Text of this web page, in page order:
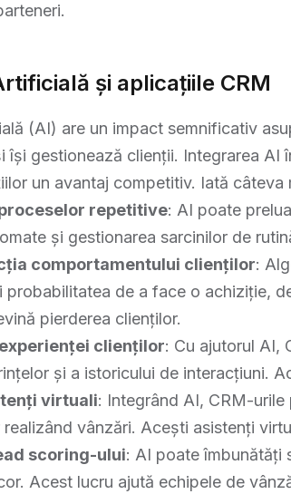
și aplicațiile CRM
(AI) are un impact semnificativ
își gestionează clienții. Integrarea
un avantaj competitiv. Iată
repetitive: AI poate
și gestionarea sarcinilor de
comportamentului clienților:
probabilitatea de a face o achiziție,
pierderea clienților.
clienților: Cu ajutorul AI,
și a istoricului de interacțiuni.
virtuali: Integrând AI, CRM-
vânzări. Acești asistenți
scoring-ului: AI poate îmbunătăți
Acest lucru ajută echipele de